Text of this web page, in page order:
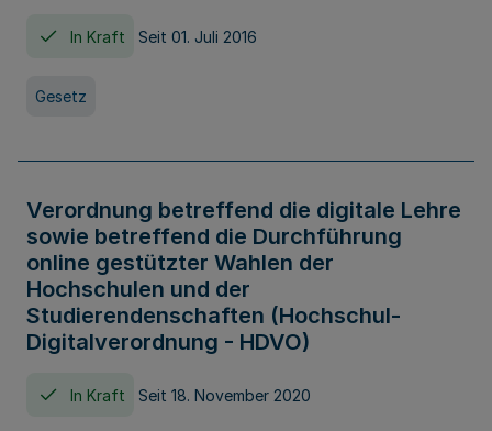
In Kraft Seit 01. Juli 2016
Gesetz
Verordnung betreffend die digitale Lehre
sowie betreffend die Durchführung
online gestützter Wahlen der
Hochschulen und der
Studierendenschaften (Hochschul-
Digitalverordnung - HDVO)
In Kraft Seit 18. November 2020